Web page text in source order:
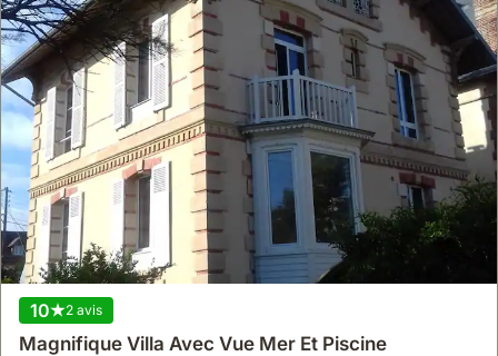
10 2 avis
Magnifique Villa Avec Vue Mer Et Piscine